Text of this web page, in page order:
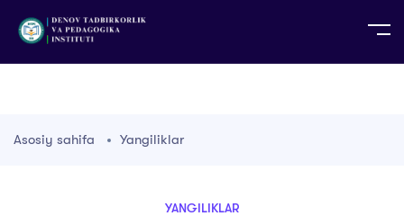
TG TR
Asosiy sahifa Yangiliklar
YANGILIKLAR